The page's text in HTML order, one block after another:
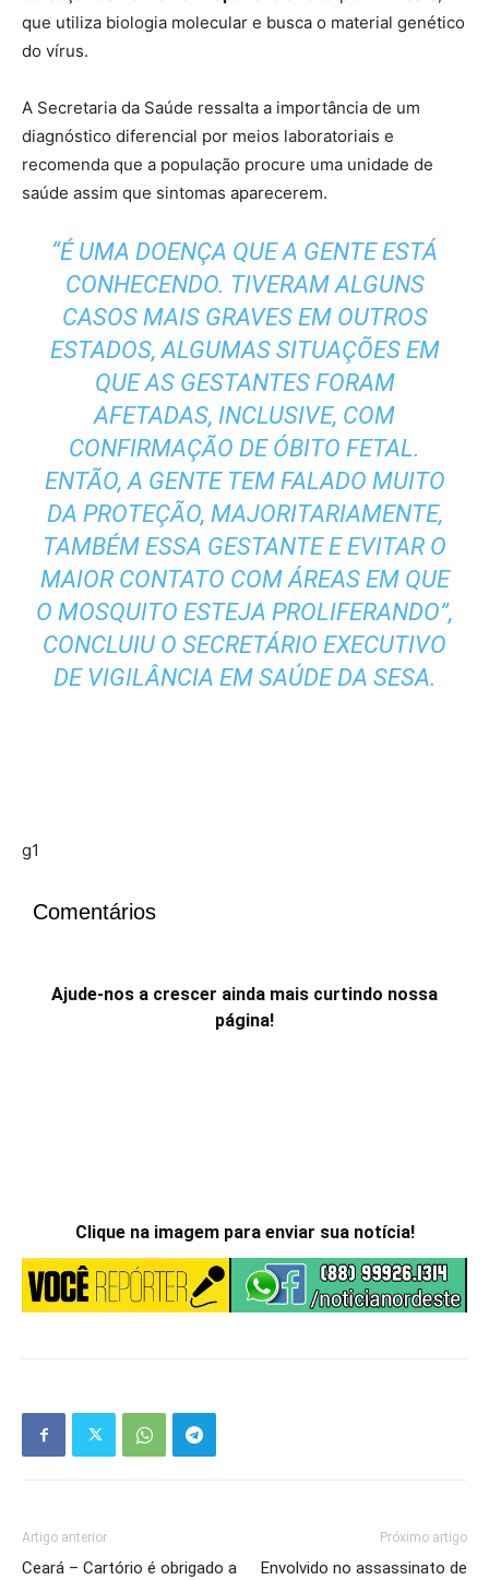
que utiliza biologia molecular e busca o material genético
do vírus.
A Secretaria da Saúde ressalta a importância de um
diagnóstico diferencial por meios laboratoriais e
recomenda que a população procure uma unidade de
saúde assim que sintomas aparecerem.
“É UMA DOENÇA QUE A GENTE ESTÁ
CONHECENDO. TIVERAM ALGUNS
CASOS MAIS GRAVES EM OUTROS
ESTADOS, ALGUMAS SITUAÇÕES EM
QUE AS GESTANTES FORAM
AFETADAS, INCLUSIVE, COM
CONFIRMAÇÃO DE ÓBITO FETAL.
ENTÃO, A GENTE TEM FALADO MUITO
DA PROTEÇÃO, MAJORITARIAMENTE,
TAMBÉM ESSA GESTANTE E EVITAR O
MAIOR CONTATO COM ÁREAS EM QUE
O MOSQUITO ESTEJA PROLIFERANDO”,
CONCLUIU O SECRETÁRIO EXECUTIVO
DE VIGILÂNCIA EM SAÚDE DA SESA.
g1
Comentários
Ajude-nos a crescer ainda mais curtindo nossa
página!
Clique na imagem para enviar sua notícia!
Artigo anterior
Ceará – Cartório é obrigado a
Próximo artigo
Envolvido no assassinato de